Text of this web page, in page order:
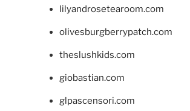
lilyandrosetearoom.com
olivesburgberrypatch.com
theslushkids.com
giobastian.com
glpascensori.com